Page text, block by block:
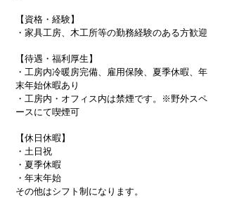
【資格・経験】
・家具工房、木工所等の勤務経験のある方歓迎
【待遇・福利厚生】
・工房内冷暖房完備、雇用保険、夏季休暇、年
末年始休暇あり
​・工房内・オフィス内は禁煙です。※野外スペ
ースにて喫煙可
【休日休暇】
・土日祝
・夏季休暇
・年末年始
その他はシフト制になります。